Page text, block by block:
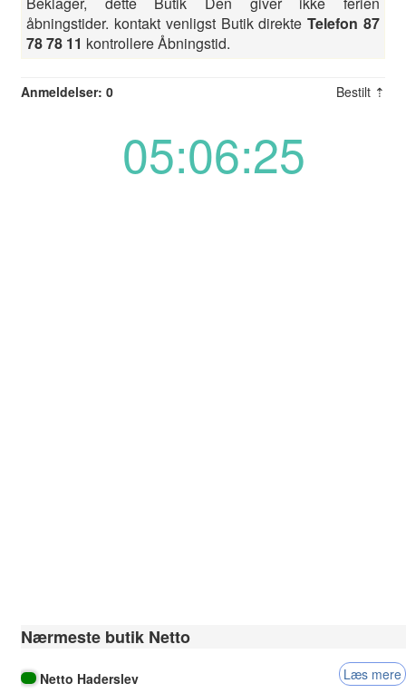
åbningstider. kontakt venligst Butik direkteTelefon 87
78 78 11 kontrollere Åbningstid.
Anmeldelser: 0 Bestilt ⇡
05:06:25
Nærmeste butik Netto
Netto Haderslev
Læs mere